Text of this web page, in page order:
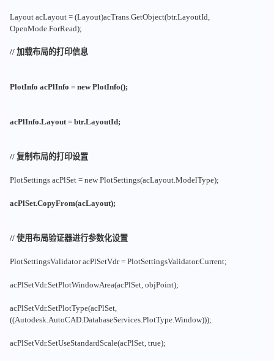
Layout acLayout = (Layout)acTrans.GetObject(btr.LayoutId,
OpenMode.ForRead);
// 加载布局的打印信息
PlotInfo acPlInfo = new PlotInfo();
acPlInfo.Layout = btr.LayoutId;
// 复制布局的打印设置
PlotSettings acPlSet = new PlotSettings(acLayout.ModelType);
acPlSet.CopyFrom(acLayout);
// 使用布局验证器进行参数化设置
PlotSettingsValidator acPlSetVdr = PlotSettingsValidator.Current;
acPlSetVdr.SetPlotWindowArea(acPlSet, objPoint);
acPlSetVdr.SetPlotType(acPlSet,
((Autodesk.AutoCAD.DatabaseServices.PlotType.Window)));
acPlSetVdr.SetUseStandardScale(acPlSet, true);